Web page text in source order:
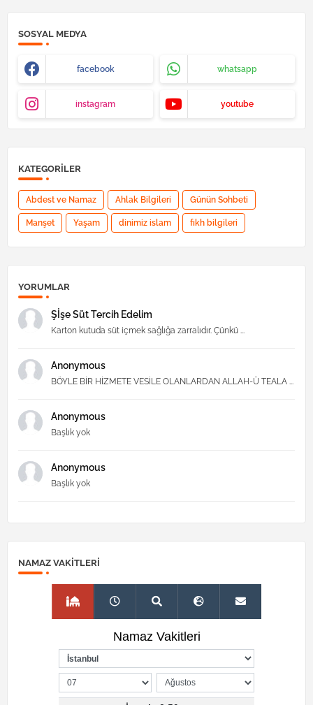
SOSYAL MEDYA
facebook whatsapp
instagram youtube
KATEGORILER
Abdest ve Namaz Ahlak Bilgileri Günün Sohbeti
Manşet Yaşam dinimiz islam fıkh bilgileri
YORUMLAR
Şİşe Süt Tercih Edelim
Karton kutuda süt içmek sağlığa zarralıdır. Çünkü ...
Anonymous
BÖYLE BİR HİZMETE VESİLE OLANLARDAN ALLAH-Ü TEALA ...
Anonymous
Başlık yok
Anonymous
Başlık yok
NAMAZ VAKITLERI